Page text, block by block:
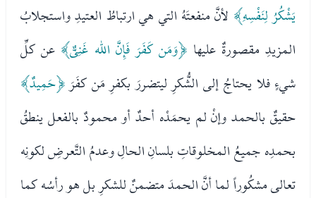
يَشْكُرُ لِنَفْسِهِ﴾ لأنَّ منفعتَهُ التي هي ارتباطُ العتيدِ واستجلابُ
المزيدِ مقصورةٌ عليها ﴿وَمَن كَفَرَ فَإِنَّ الله غَنِىٌّ﴾ عن كلِّ
شيءٍ فلا يحتاجُ إلى الشُّكرِ ليتضررَ بكفرِ مَن كفَرَ ﴿حَمِيدٌ﴾
حقيقٌ بالحمد وإنْ لم يحمَدْه أحدٌ أو محمودٌ بالفعل ينطقُ
بحمدِه جميعُ المخلوقاتِ بلسانِ الحالِ وعدمُ التَّعرضِ لكونِه
تعالى مشكُوراً لما أنَّ الحمدَ متضمنٌ للشكرِ بل هو رأسُه كما